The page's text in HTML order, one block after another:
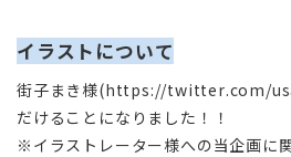
イラストについて
街子まき様(https://twitter.com/
だけることになりました！！
※イラストレーター様への当企画に